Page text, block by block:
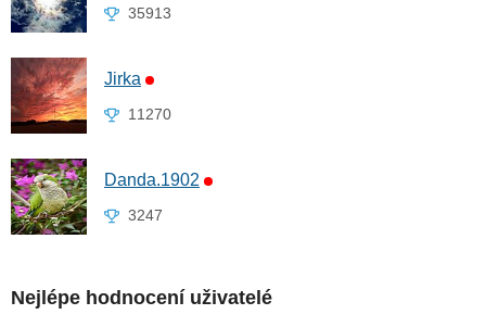
35913
Jirka
11270
Danda.1902
3247
Nejlépe hodnocení uživatelé